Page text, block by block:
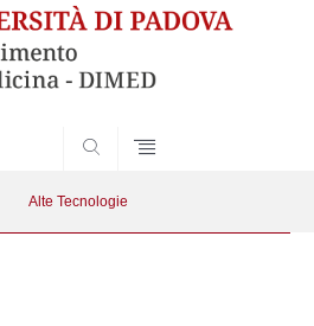
Alte Tecnologie